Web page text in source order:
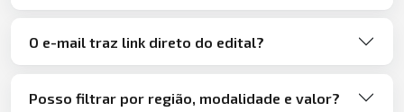
O e-mail traz link direto do edital?
Posso filtrar por região, modalidade e valor?